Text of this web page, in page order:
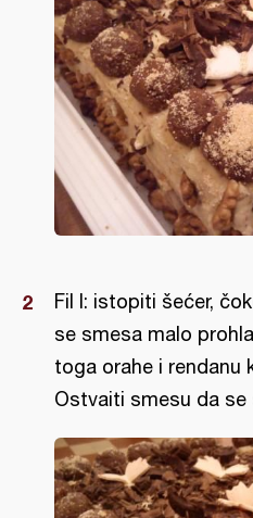
Fil I: istopiti šećer,
se smesa malo
toga orahe i rendanu
Ostvaiti smesu da